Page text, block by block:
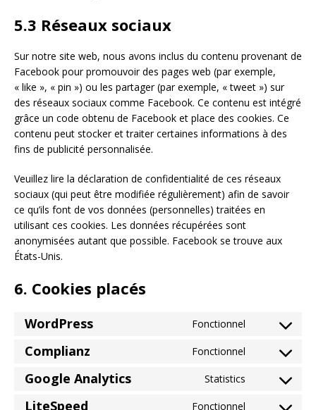
5.3 Réseaux sociaux
Sur notre site web, nous avons inclus du contenu provenant de
Facebook pour promouvoir des pages web (par exemple,
« like », « pin ») ou les partager (par exemple, « tweet ») sur
des réseaux sociaux comme Facebook. Ce contenu est intégré
grâce un code obtenu de Facebook et place des cookies. Ce
contenu peut stocker et traiter certaines informations à des
fins de publicité personnalisée.
Veuillez lire la déclaration de confidentialité de ces réseaux
sociaux (qui peut être modifiée régulièrement) afin de savoir
ce qu’ils font de vos données (personnelles) traitées en
utilisant ces cookies. Les données récupérées sont
anonymisées autant que possible. Facebook se trouve aux
États-Unis.
6. Cookies placés
WordPress Fonctionnel
Complianz Fonctionnel
Google Analytics Statistics
LiteSpeed Fonctionnel